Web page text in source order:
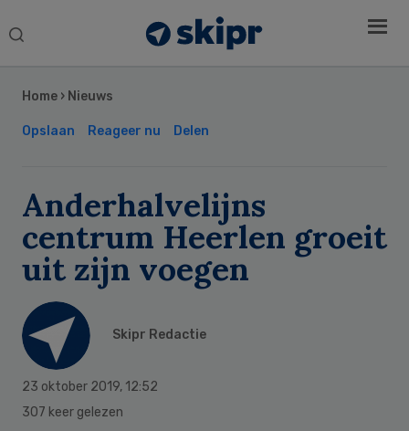
Search
Home › Nieuws
Opslaan Reageer nu Delen
Anderhalvelijns
centrum Heerlen groeit
uit zijn voegen
Skipr Redactie
23 oktober 2019, 12:52
307 keer gelezen
Sidebar